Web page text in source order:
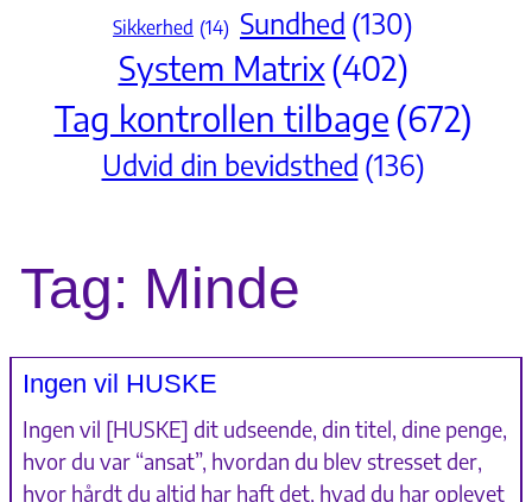
Sikkerhed (14) Sundhed (130)
System Matrix(402)
Tag kontrollen tilbage(672)
Udvid din bevidsthed (136)
Tag: Minde
Ingen vil HUSKE
Ingen vil [HUSKE] dit udseende, din titel, dine penge,
hvor du var “ansat”, hvordan du blev stresset der,
hvor hårdt du altid har haft det, hvad du har oplevet